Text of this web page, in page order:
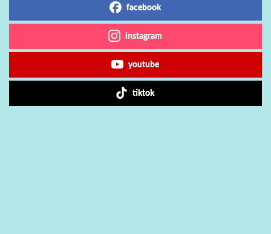
facebook
instagram
youtube
tiktok